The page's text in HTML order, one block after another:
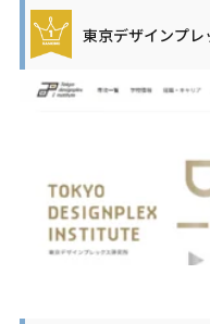
東京デザインプ